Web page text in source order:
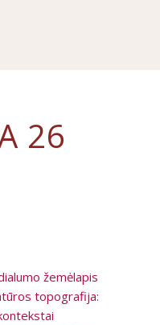
26
žemėlapis
topografija: